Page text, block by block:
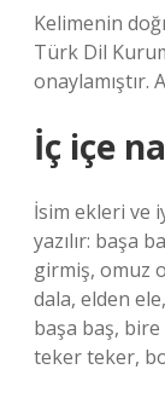
Kelimenin
Türk Dil
onaylamıştır.
İç içe
İsim ekleri ve
yazılır: başa
girmiş, omuz
dala, elden
başa baş,
teker teker,